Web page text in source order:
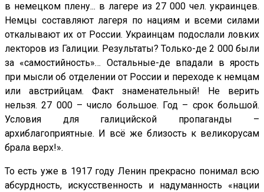
в немецком плену... в лагере из 27 000 чел. украинцев.
Немцы составляют лагеря по нациям и всеми силами
откалывают их от России. Украинцам подослали ловких
лекторов из Галиции. Результаты? Только-де 2 000 были
за «самостийность»… Остальные-де впадали в ярость
при мысли об отделении от России и переходе к немцам
или австрийцам. Факт знаменательный! Не верить
нельзя. 27 000 – число большое. Год – срок большой.
Условия для галицийской пропаганды –
архиблагоприятные. И всё же близость к великорусам
брала верх!».
То есть уже в 1917 году Ленин прекрасно понимал всю
абсурдность, искусственность и надуманность «нации